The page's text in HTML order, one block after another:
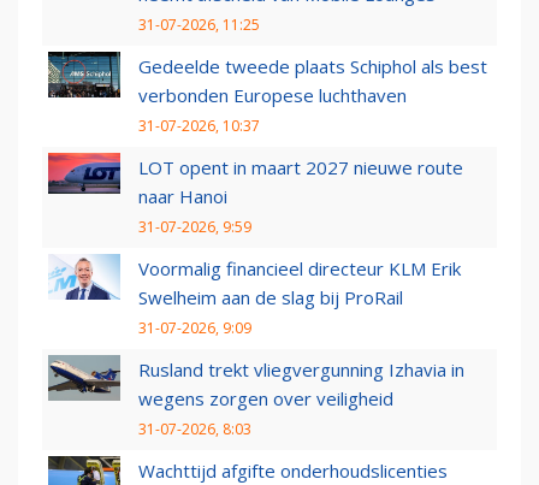
31-07-2026, 11:25
Gedeelde tweede plaats Schiphol als best
verbonden Europese luchthaven
31-07-2026, 10:37
LOT opent in maart 2027 nieuwe route
naar Hanoi
31-07-2026, 9:59
Voormalig financieel directeur KLM Erik
Swelheim aan de slag bij ProRail
31-07-2026, 9:09
Rusland trekt vliegvergunning Izhavia in
wegens zorgen over veiligheid
31-07-2026, 8:03
Wachttijd afgifte onderhoudslicenties